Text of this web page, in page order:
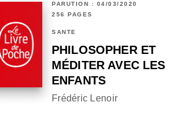
PARUTION : 04/03/2020
256 PAGES
SANTÉ
PHILOSOPHER ET
MÉDITER AVEC LES
ENFANTS
Frédéric Lenoir